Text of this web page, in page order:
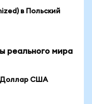
в Польский
реального мира
Доллар США